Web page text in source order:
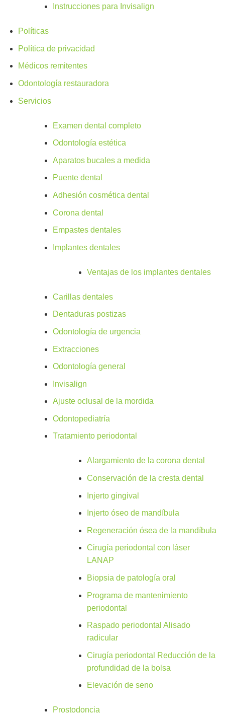
Instrucciones para Invisalign
Políticas
Política de privacidad
Médicos remitentes
Odontología restauradora
Servicios
Examen dental completo
Odontología estética
Aparatos bucales a medida
Puente dental
Adhesión cosmética dental
Corona dental
Empastes dentales
Implantes dentales
Ventajas de los implantes dentales
Carillas dentales
Dentaduras postizas
Odontología de urgencia
Extracciones
Odontología general
Invisalign
Ajuste oclusal de la mordida
Odontopediatría
Tratamiento periodontal
Alargamiento de la corona dental
Conservación de la cresta dental
Injerto gingival
Injerto óseo de mandíbula
Regeneración ósea de la mandíbula
Cirugía periodontal con láser
LANAP
Biopsia de patología oral
Programa de mantenimiento
periodontal
Raspado periodontal Alisado
radicular
Cirugía periodontal Reducción de la
profundidad de la bolsa
Elevación de seno
Prostodoncia